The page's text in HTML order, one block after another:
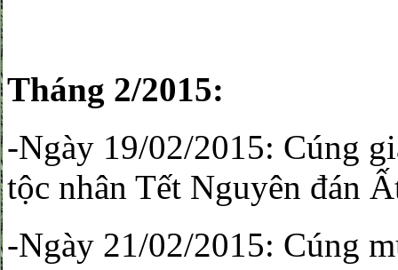
Tháng 2/2015:
-Ngày 19/02/2015: Cúng
tộc nhân Tết Nguyên đán
-Ngày 21/02/2015: Cúng